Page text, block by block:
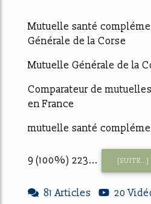
Mutuelle santé
Générale de la Corse
Mutuelle Générale de la
Comparateur de
en France
mutuelle santé
9 (100%) 223... [SUITE...]
81 Articles 20